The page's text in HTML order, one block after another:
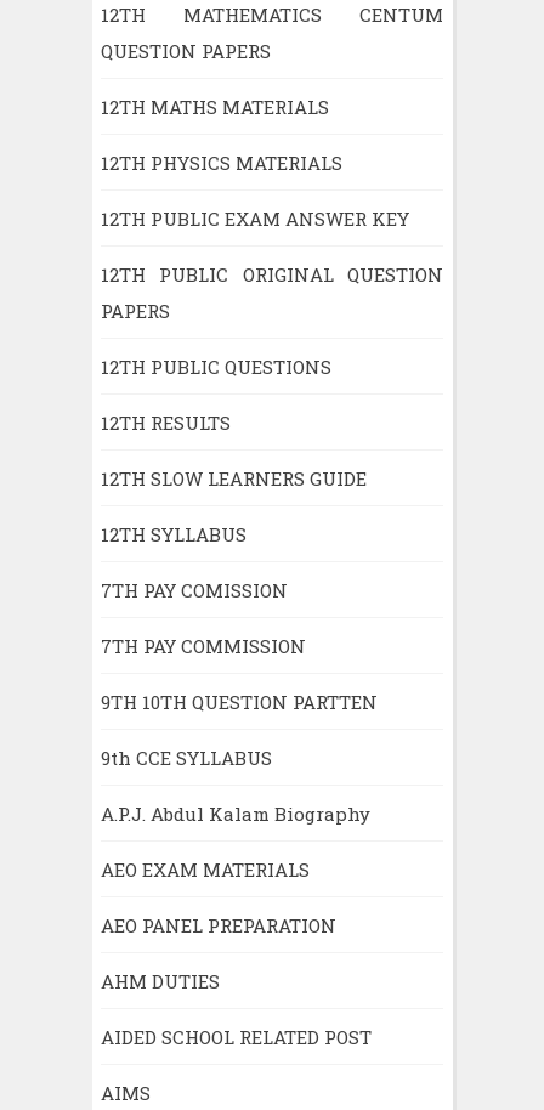
12TH MATHEMATICS CENTUM
QUESTION PAPERS
12TH MATHS MATERIALS
12TH PHYSICS MATERIALS
12TH PUBLIC EXAM ANSWER KEY
12TH PUBLIC ORIGINAL QUESTION
PAPERS
12TH PUBLIC QUESTIONS
12TH RESULTS
12TH SLOW LEARNERS GUIDE
12TH SYLLABUS
7TH PAY COMISSION
7TH PAY COMMISSION
9TH 10TH QUESTION PARTTEN
9th CCE SYLLABUS
A.P.J. Abdul Kalam Biography
AEO EXAM MATERIALS
AEO PANEL PREPARATION
AHM DUTIES
AIDED SCHOOL RELATED POST
AIMS